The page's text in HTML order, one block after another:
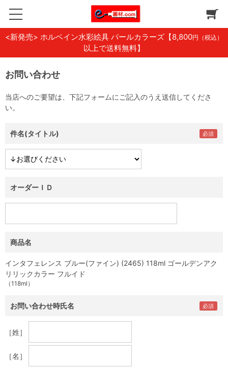
<新発売> ホルベイン水彩絵具 パールカラーズ 【8,800円（税込）
以上で送料無料】
お問い合わせ
当店へのご要望は、下記フォームにご記入のうえ送信してくださ
い。
件名(タイトル)
オーダーＩＤ
商品名
インタフェレンス ブルー(ファイン) (2465) 118ml ゴールデンアク
リリックカラー フルイド
（118ml）
お問い合わせ時氏名
［姓］
［名］